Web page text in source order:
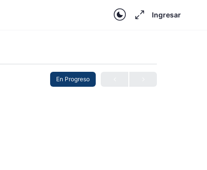
Ingresar
En Progreso